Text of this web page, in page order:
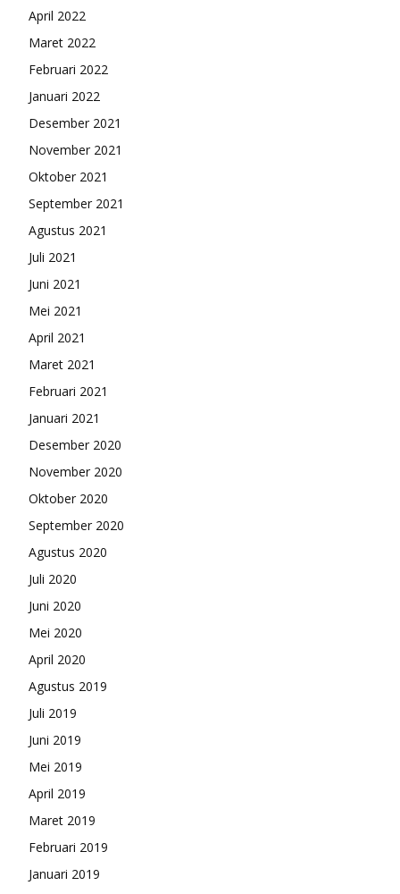
April 2022
Maret 2022
Februari 2022
Januari 2022
Desember 2021
November 2021
Oktober 2021
September 2021
Agustus 2021
Juli 2021
Juni 2021
Mei 2021
April 2021
Maret 2021
Februari 2021
Januari 2021
Desember 2020
November 2020
Oktober 2020
September 2020
Agustus 2020
Juli 2020
Juni 2020
Mei 2020
April 2020
Agustus 2019
Juli 2019
Juni 2019
Mei 2019
April 2019
Maret 2019
Februari 2019
Januari 2019